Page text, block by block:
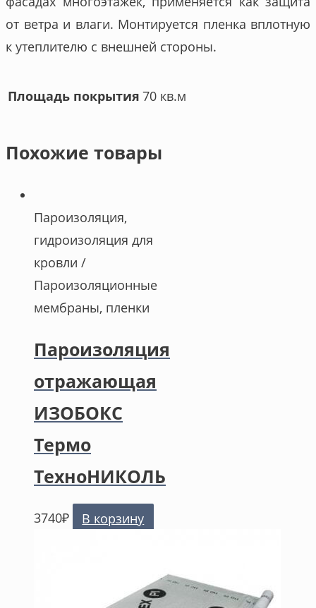
от ветра и влаги. Монтируется пленка вплотную
к утеплителю с внешней стороны.
Площадь покрытия 70 кв.м
Похожие товары
Пароизоляция,
гидроизоляция для
кровли /
Пароизоляционные
мембраны, пленки
Пароизоляция
отражающая
ИЗОБОКС
Термо
ТехноНИКОЛЬ
3740₽ В корзину